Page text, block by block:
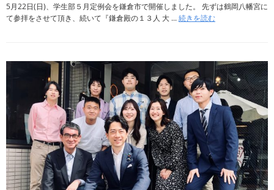
5月22日(日)、学生部５月定例会を鎌倉市で開催しました。 先ずは鶴岡八幡宮に
て参拝をさせて頂き、続いて『鎌倉殿の１３人 大 ...続きを読む